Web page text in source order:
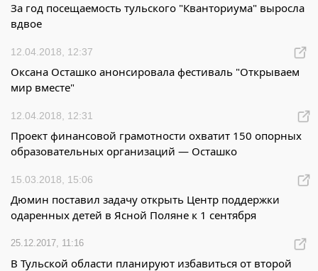
За год посещаемость тульского "Кванториума" выросла
вдвое
12.04.2018, 12:37
Оксана Осташко анонсировала фестиваль "Открываем
мир вместе"
12.04.2018, 12:31
Проект финансовой грамотности охватит 150 опорных
образовательных организаций — Осташко
15.03.2018, 15:06
Дюмин поставил задачу открыть Центр поддержки
одаренных детей в Ясной Поляне к 1 сентября
25.12.2017, 11:16
В Тульской области планируют избавиться от второй